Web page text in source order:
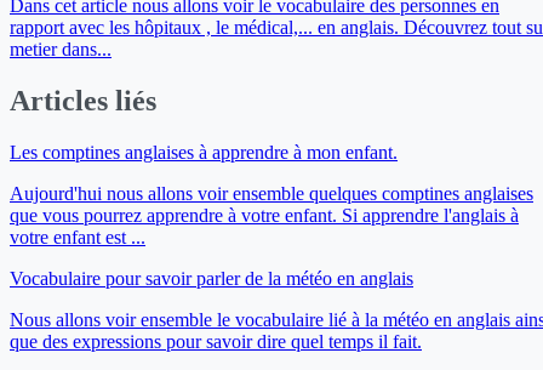
Dans cet article nous allons voir le vocabulaire des personnes en
rapport avec les hôpitaux , le médical,... en anglais. Découvrez tout
metier dans...
Articles liés
Les comptines anglaises à apprendre à mon enfant.
Aujourd'hui nous allons voir ensemble quelques comptines anglaises
que vous pourrez apprendre à votre enfant. Si apprendre l'anglais à
votre enfant est ...
Vocabulaire pour savoir parler de la météo en anglais
Nous allons voir ensemble le vocabulaire lié à la météo en anglais
que des expressions pour savoir dire quel temps il fait.